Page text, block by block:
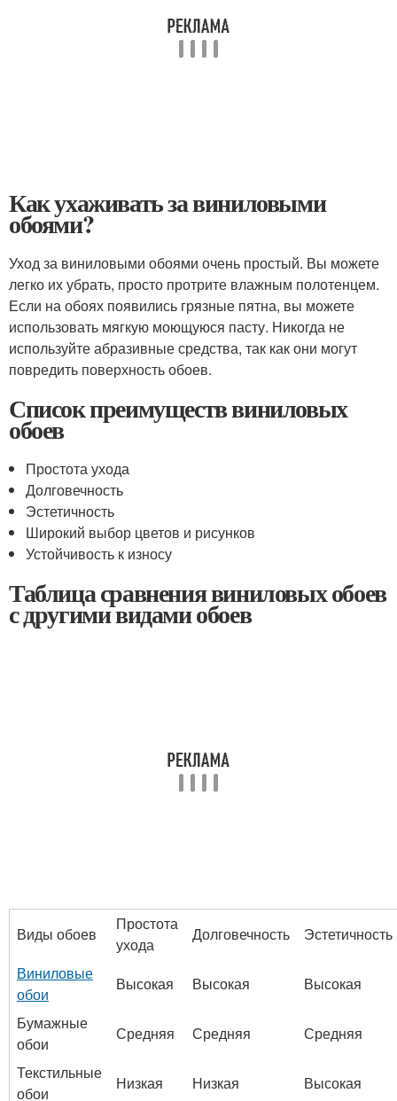
Как ухаживать за виниловыми
обоями?
Уход за виниловыми обоями очень простый. Вы можете
легко их убрать, просто протрите влажным полотенцем.
Если на обоях появились грязные пятна, вы можете
использовать мягкую моющуюся пасту. Никогда не
используйте абразивные средства, так как они могут
повредить поверхность обоев.
Список преимуществ виниловых
обоев
Простота ухода
Долговечность
Эстетичность
Широкий выбор цветов и рисунков
Устойчивость к износу
Таблица сравнения виниловых обоев
с другими видами обоев
Виды обоев
Простота
ухода
Долговечность
Эстетичность
Виниловые
обои
Высокая Высокая
Высокая
Бумажные
обои
Средняя Средняя
Средняя
Текстильные
обои
Низкая Низкая Высокая